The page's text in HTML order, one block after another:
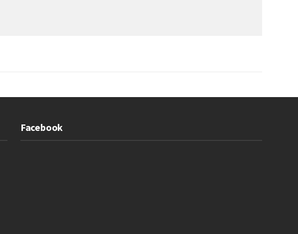
Facebook